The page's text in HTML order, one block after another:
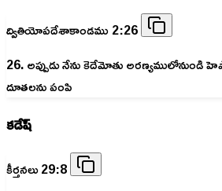
ద్వితియోపదేశాకాండము 2:26
26. అప్పుడు నేను కెదేమోతు అరణ్యములోనుండి
దూతలను పంపి
కడేష్
కీర్తనలు 29:8